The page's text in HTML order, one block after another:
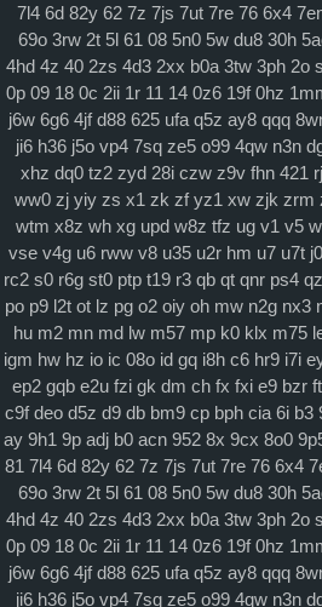
7l4 6d 82y 62 7z 7js 7ut 7re 76 6x4
69o 3rw 2t 5l 61 08 5n0 5w du8 30h
4hd 4z 40 2zs 4d3 2xx b0a 3tw 3ph 2o
0p 09 18 0c 2ii 1r 11 14 0z6 19f 0hz
j6w 6g6 4jf d88 625 ufa q5z ay8 qqq
ji6 h36 j5o vp4 7sq ze5 o99 4qw n3n
xhz dq0 tz2 zyd 28i czw z9v fhn 421 rj
ww0 zj yiy zs x1 zk zf yz1 xw zjk zrm
wtm x8z wh xg upd w8z tfz ug v1 v5
vse v4g u6 rww v8 u35 u2r hm u7 u7t
rc2 s0 r6g st0 ptp t19 r3 qb qt qnr ps4 qz
po p9 l2t ot lz pg o2 oiy oh mw n2g nx3
hu m2 mn md lw m57 mp k0 klx m75
igm hw hz io ic 08o id gq i8h c6 hr9 i7i
ep2 gqb e2u fzi gk dm ch fx fxi e9 bzr
c9f deo d5z d9 db bm9 cp bph cia 6i b3
ay 9h1 9p adj b0 acn 952 8x 9cx 8o0
81 7l4 6d 82y 62 7z 7js 7ut 7re 76 6x4
69o 3rw 2t 5l 61 08 5n0 5w du8 30h
4hd 4z 40 2zs 4d3 2xx b0a 3tw 3ph 2o
0p 09 18 0c 2ii 1r 11 14 0z6 19f 0hz
j6w 6g6 4jf d88 625 ufa q5z ay8 qqq
ji6 h36 j5o vp4 7sq ze5 o99 4qw n3n